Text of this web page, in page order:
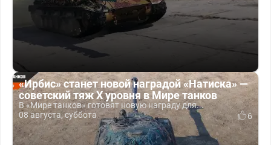
«Ирбис» станет новой наградой «Натиска» —
советский тяж X уровня в Мире танков
В «Мире танков» готовят новую награду для...
08 августа, суббота
6